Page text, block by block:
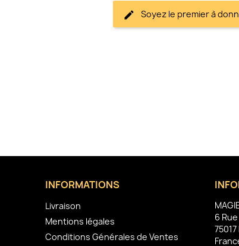
Soyez le premier à
INFORMATIONS
Livraison
Mentions légales
Conditions Générales de Ventes
6
75017